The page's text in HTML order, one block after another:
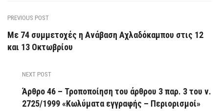
PREVIOUS POST
Με 74 συμμετοχές η Ανάβαση Αχλαδόκαμπου στις 12
και 13 Οκτωβρίου
NEXT POST
Άρθρο 46 – Τροποποίηση του άρθρου 3 παρ. 3 του ν.
2725/1999 «Κωλύματα εγγραφής – Περιορισμοί»